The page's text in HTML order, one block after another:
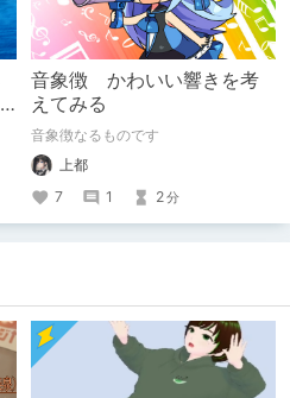
音象徴 かわいい響きを考
えてみる
音象徴なるものです
上都
7
1 2分